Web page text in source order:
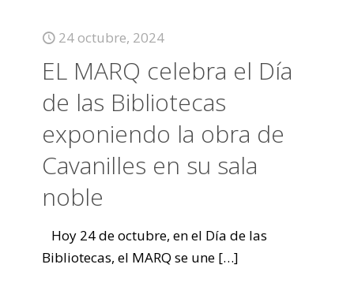
24 octubre, 2024
EL MARQ celebra el Día
de las Bibliotecas
exponiendo la obra de
Cavanilles en su sala
noble
Hoy 24 de octubre, en el Día de las
Bibliotecas, el MARQ se une […]